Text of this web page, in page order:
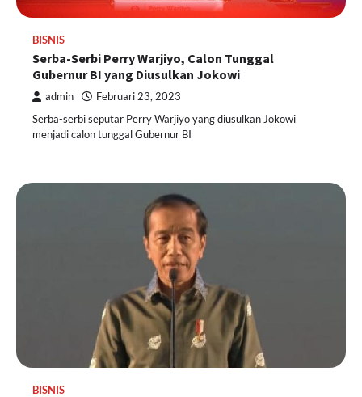
BISNIS
Serba-Serbi Perry Warjiyo, Calon Tunggal
Gubernur BI yang Diusulkan Jokowi
admin Februari 23, 2023
Serba-serbi seputar Perry Warjiyo yang diusulkan Jokowi
menjadi calon tunggal Gubernur BI
BISNIS